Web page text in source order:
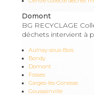
Domont
BG RECYCLAGE
déchets intervient à
Aulnay-sous-Bois
Bondy
Domont
Fosses
Garges-lès-Gonesse
Goussainville